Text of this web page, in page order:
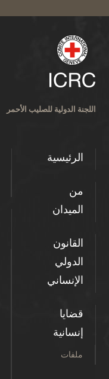
اللجنة الدولية للصليب الأحمر
الرئيسية
من
الميدان
القانون
الدولي
الإنساني
قضايا
إنسانية
ملفات